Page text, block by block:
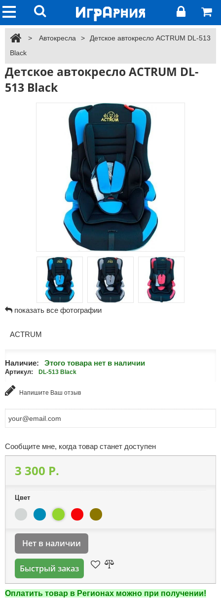
> Автокресла >
Детское автокресло ACTRUM DL-513
Black
Детское автокресло ACTRUM DL-
513 Black
показать все фотографии
ACTRUM
Наличие: Этого товара нет в наличии
Артикул: DL-513 Black
Напишите Ваш отзыв
Сообщите мне, когда товар станет доступен
3 300 P.
Цвет
Нет в наличии
Быстрый заказ
Оплатить товар в Регионах можно при получении!